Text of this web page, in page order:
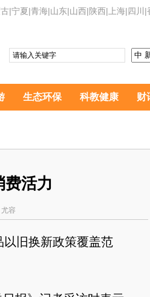
|宁夏|青海|山东|山西|陕西| 上海|四川 |
生态环保 科教健康 财
费活力
容
旧换新政策覆盖范